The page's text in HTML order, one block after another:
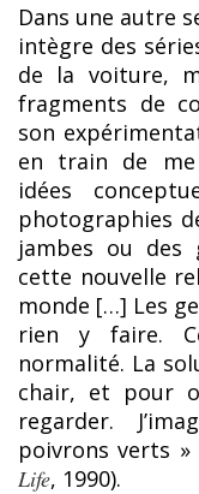
Dans une autre
intègre des
de la voiture,
fragments de
son
en train de me
idées
photographies
jambes ou
cette nouvelle
monde […] Les
rien y faire.
normalité. La
chair, et pour
regarder.
poivrons verts »
Life, 1990).